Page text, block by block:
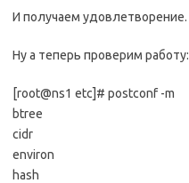
И получаем удовлетворение.
Ну а теперь проверим работу:
[root@ns1 etc]# postconf -m
btree
cidr
environ
hash